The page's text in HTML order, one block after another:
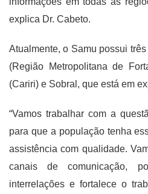
explica Dr. Cabeto.
Atualmente, o Samu possui
(Região Metropolitana de
(Cariri) e Sobral, que está em
“Vamos trabalhar com a
para que a população tenha
assistência com qualidade.
canais de comunicação,
interrelações e fortalece o